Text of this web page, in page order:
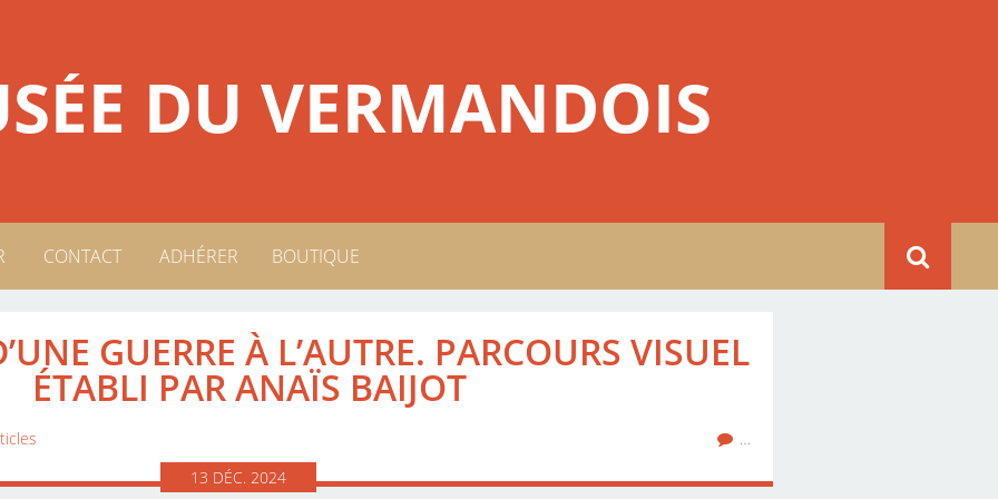
DU VERMANDOIS
CONTACT ADHÉRER BOUTIQUE
GUERRE À L’AUTRE. PARCOURS VISUEL
ÉTABLI PAR ANAÏS BAIJOT
…
13 DÉC. 2024